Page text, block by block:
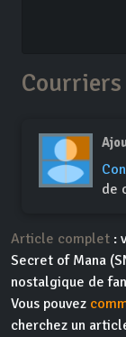
Courriers
de
Article complet :
Secret of Mana
nostalgique de
Vous pouvez
cherchez un